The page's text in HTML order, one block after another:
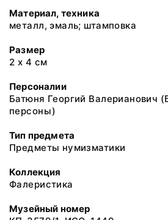
Материал, техника
металл, эмаль; штамповка
Размер
2 х 4 см
Персоналии
Батюня Георгий Валерианович
персоны)
Тип предмета
Предметы нумизматики
Коллекция
Фалеристика
Музейный номер